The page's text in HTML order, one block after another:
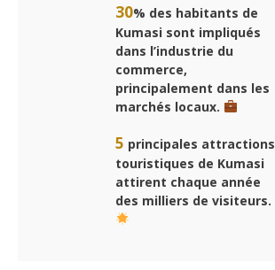
30% des habitants de
Kumasi sont impliqués
dans l’industrie du
commerce,
principalement dans les
marchés locaux.
5 principales attractions
touristiques de Kumasi
attirent chaque année
des milliers de visiteurs.